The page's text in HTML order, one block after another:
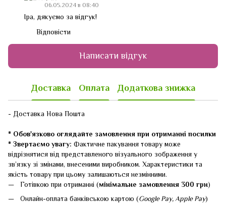
06.05.2024 в 08:40
Іра, дякуємо за відгук!
Відповісти
Написати відгук
Доставка Оплата Додаткова знижка
- Доставка Нова Пошта
* Обов'язково оглядайте замовлення при отриманні посилки
* Звертаємо увагу: Фактичне пакування товару може
відрізнятися від представленого візуального зображення у
зв’язку зі змінами, внесеними виробником. Характеристики та
якість товару при цьому залишаються незмінними.
Готівкою при отриманні (мінімальне замовлення 300 грн)
Онлайн-оплата банківською картою (Google Pay, Apple Pay)